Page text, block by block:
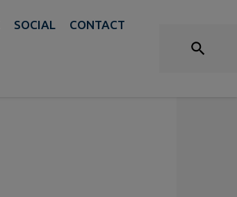
SOCIAL CONTACT
VIE PRATIQUE